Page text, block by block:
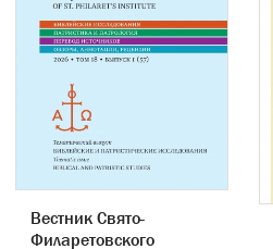
Вестник Свято-
Филаретовского